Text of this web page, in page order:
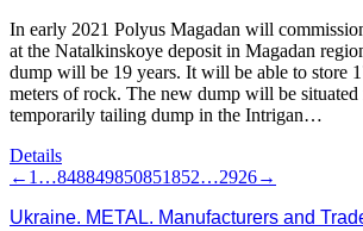
In early 2021 Polyus Magadan will
at the Natalkinskoye deposit in Magadan
dump will be 19 years. It will be able to store
meters of rock. The new dump will be situated
temporarily tailing dump in the Intrigan…
Details
← 1 …848849850851852…2926→
Ukraine. METAL. Manufacturers and